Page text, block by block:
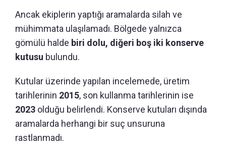
Ancak ekiplerin yaptığı aramalarda silah ve
mühimmata ulaşılamadı. Bölgede yalnızca
gömülü halde biri dolu, diğeri boş iki konserve
kutusu bulundu.
Kutular üzerinde yapılan incelemede, üretim
tarihlerinin 2015, son kullanma tarihlerinin ise
2023 olduğu belirlendi. Konserve kutuları dışında
aramalarda herhangi bir suç unsuruna
rastlanmadı.